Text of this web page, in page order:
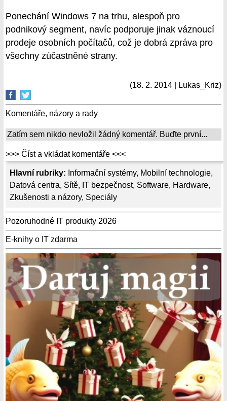
Hlavní rubriky: Informační systémy, Mobilní technologie,
Datová centra, Sítě, IT bezpečnost, Software, Hardware,
Zkušenosti a názory, Speciály
Pozoruhodné IT produkty 2026
E-knihy o IT zdarma
Ponechání Windows 7 na trhu, alespoň pro
podnikový segment, navíc podporuje jinak váznoucí
prodeje osobních počítačů, což je dobrá zpráva pro
všechny zúčastněné strany.
(18. 2. 2014 | Lukas_Kriz)
Komentáře, názory a rady
Zatím sem nikdo nevložil žádný komentář. Buďte první...
>>> Číst a vkládat komentáře <<<